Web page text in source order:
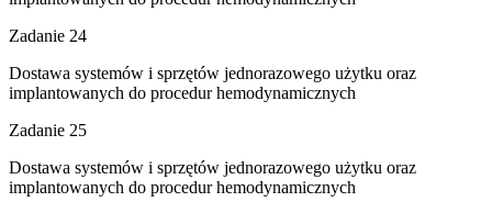
Zadanie 24
Dostawa systemów i sprzętów jednorazowego użytku oraz
implantowanych do procedur hemodynamicznych
Zadanie 25
Dostawa systemów i sprzętów jednorazowego użytku oraz
implantowanych do procedur hemodynamicznych